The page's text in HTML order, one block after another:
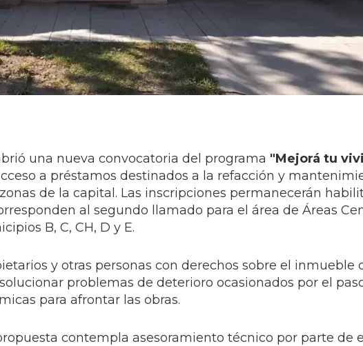
una nueva convocatoria del programa "Mejorá tu
a préstamos destinados a la refacción y
de la capital. Las inscripciones permanecerán
al segundo llamado para el área de Áreas
B, C, CH, D y E.
y otras personas con derechos sobre el inmueble
problemas de deterioro ocasionados por el
para afrontar las obras.
contempla asesoramiento técnico por parte de